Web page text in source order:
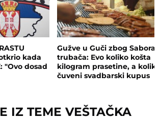
kada
"Ovo dosad
Gužve u Guči zbog Sabora
trubača: Evo koliko košta
kilogram prasetine, a
čuveni svadbarski kupus
IZ TEME VEŠTAČKA